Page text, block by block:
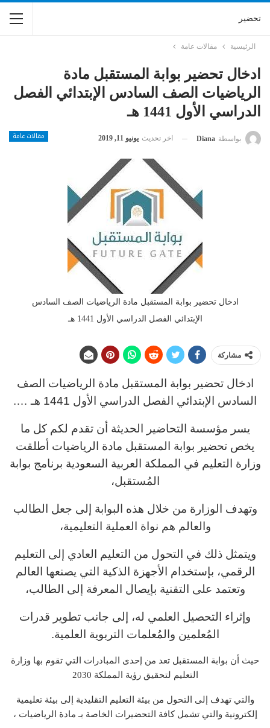
تحضير
الرئيسية مقالات عامة
ادخال تحضير بوابة المستقبل مادة
الرياضيات الصف السادس الإبتدائي الفصل
الدراسي الأول 1441 هـ
مقالات عامة بواسطة Diana اخر تحديث يونيو 11, 2019
ادخال تحضير بوابة المستقبل مادة الرياضيات الصف السادس
الإبتدائي الفصل الدراسي الأول 1441 هـ
مشاركة
ادخال تحضير بوابة المستقبل مادة الرياضيات الصف
السادس
الإبتدائي الفصل الدراسي الأول 1441 هـ ….
يسر مؤسسة التحاضير الحديثة أن تقدم لكم كل ما
يخص تحضير بوابة المستقبل مادة الرياضيات أطلقت
وزارة التعليم في المملكة العربية السعودية برنامج بوابة
المُستقبل،
وتهدف الوزارة من خلال هذه البوابة إلى جعل الطالب
والعالم هم نواة العملية التعليمية،
ويتمثل ذلك في التحول من التعليم العادي إلى التعليم
الرقمي، بإستخدام الأجهزة الذكية التي يصنعها العالم
وتعتمد على التقنية بإيصال المعرفة إلى الطالب،
وإثراء التحصيل العلمي له، إلى جانب تطوير قدرات
المُعلمين والمُعلمات التربوية العلمية.
حيث أن بوابة المستقبل تعد من إحدى المبادرات التي تقوم بها وزارة
التعليم لتحقيق رؤية المملكة 2030
والتي تهدف إلى التحول من بيئة التعليم التقليدية إلى بيئة تعليمية
إلكترونية والتي تشمل كافة التحضيرات الخاصة بـ مادة الرياضيات ،